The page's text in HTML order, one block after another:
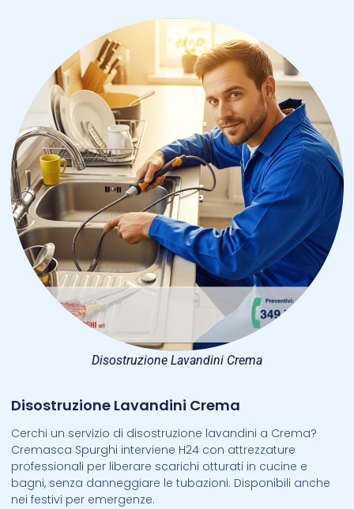
Disostruzione Lavandini Crema
Disostruzione Lavandini Crema
Cerchi un servizio di disostruzione lavandini a Crema?
Cremasca Spurghi interviene H24 con attrezzature
professionali per liberare scarichi otturati in cucine e
bagni, senza danneggiare le tubazioni. Disponibili anche
nei festivi per emergenze.